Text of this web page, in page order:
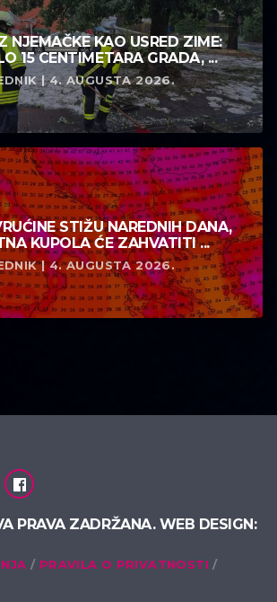
NJEMAČKE KAO USRED ZIME:
15 CENTIMETARA GRADA, ...
| 4. AUGUSTA 2026.
STIŽU NAREDNIH DANA,
KUPOLA ĆE ZAHVATITI ...
| 4. AUGUSTA 2026.
PRAVA ZADRŽANA. WEB DESIGN:
PRAVILA O PRIVATNOSTI